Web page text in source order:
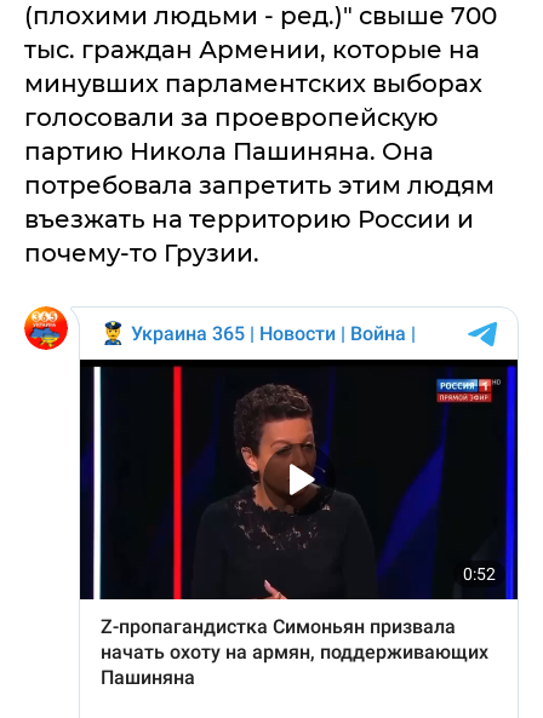
(плохими людьми - ред.)" свыше 700
тыс. граждан Армении, которые на
минувших парламентских выборах
голосовали за проевропейскую
партию Никола Пашиняна. Она
потребовала запретить этим людям
въезжать на территорию России и
почему-то Грузии.